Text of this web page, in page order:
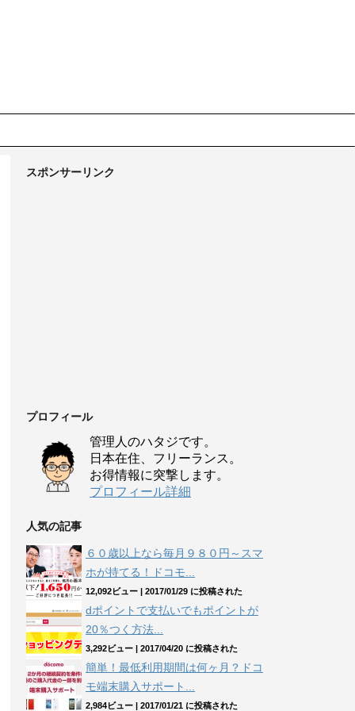
スポンサーリンク
プロフィール
管理人のハタジです。
日本在住、フリーランス。
お得情報に突撃します。
プロフィール詳細
人気の記事
６０歳以上なら毎月９８０円～スマ
ホが持てる！ドコモ...
12,092ビュー | 2017/01/29 に投稿された
dポイントで支払いでもポイントが
20％つく方法...
3,292ビュー | 2017/04/20 に投稿された
簡単！最低利用期間は何ヶ月？ドコ
モ端末購入サポート...
2,984ビュー | 2017/01/21 に投稿された